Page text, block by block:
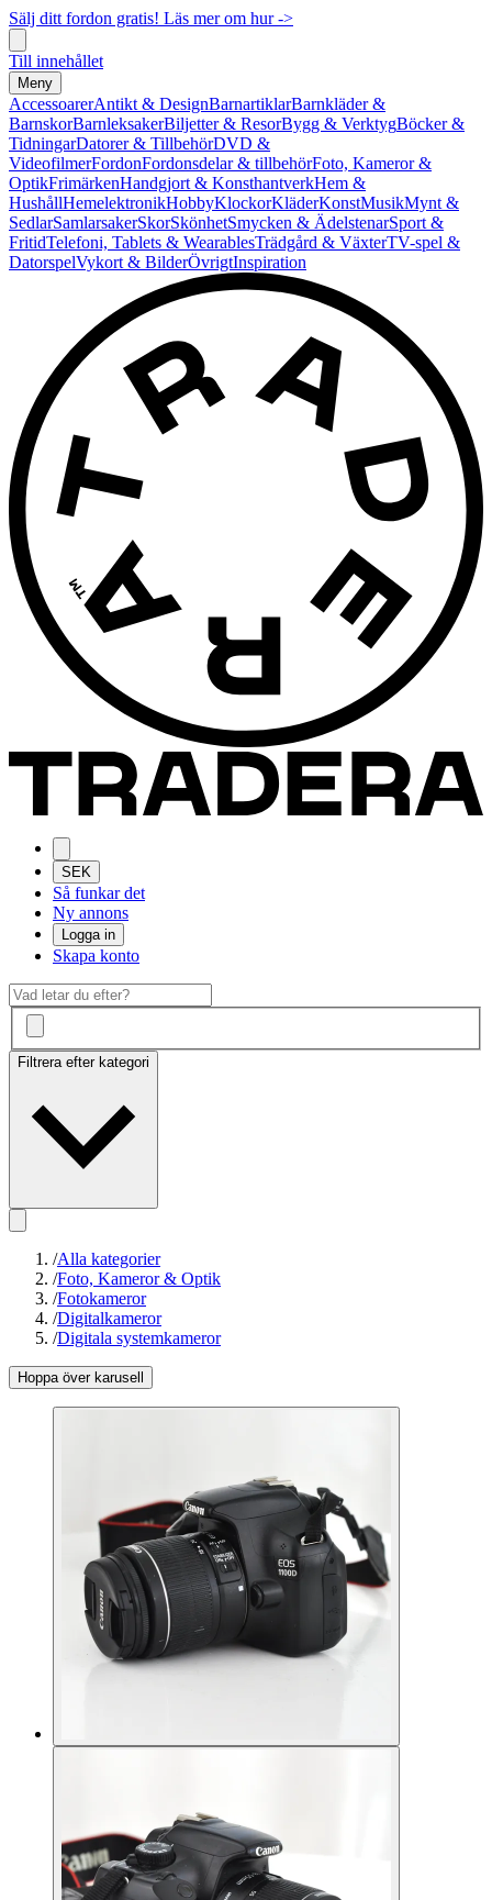
Sälj ditt fordon gratis! Läs mer om hur ->
Till innehållet
Meny
AccessoarerAntikt & DesignBarnartiklarBarnkläder &
BarnskorBarnleksakerBiljetter & ResorBygg & VerktygBöcker &
TidningarDatorer & TillbehörDVD &
VideofilmerFordonFordonsdelar & tillbehörFoto, Kameror &
OptikFrimärkenHandgjort & KonsthantverkHem &
HushållHemelektronikHobbyKlockorKläderKonstMusikMynt &
SedlarSamlarsakerSkorSkönhetSmycken & ÄdelstenarSport &
FritidTelefoni, Tablets & WearablesTrädgård & VäxterTV-spel &
DatorspelVykort & BilderÖvrigtInspiration
SEK
Så funkar det
Ny annons
Logga in
Skapa konto
Filtrera efter kategori
/Alla kategorier
/Foto, Kameror & Optik
/Fotokameror
/Digitalkameror
/Digitala systemkameror
Hoppa över karusell